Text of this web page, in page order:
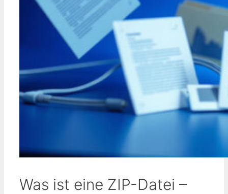
Was ist eine ZIP-Datei –